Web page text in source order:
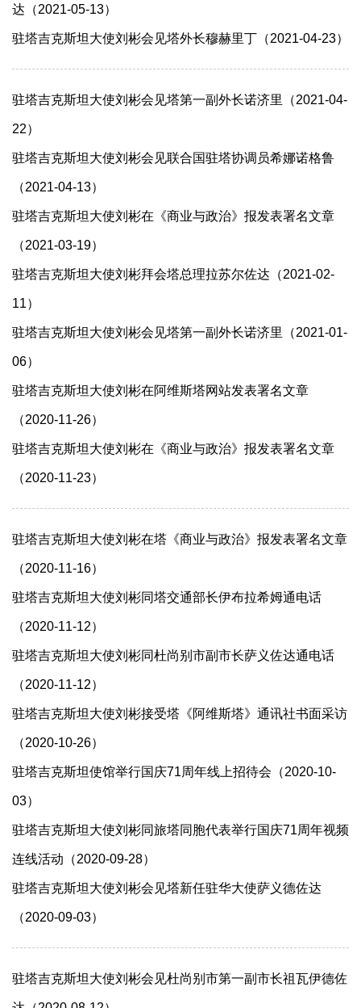
达（2021-05-13）
驻塔吉克斯坦大使刘彬会见塔外长穆赫里丁（2021-04-23）
驻塔吉克斯坦大使刘彬会见塔第一副外长诺济里（2021-04-
22）
驻塔吉克斯坦大使刘彬会见联合国驻塔协调员希娜诺格鲁
（2021-04-13）
驻塔吉克斯坦大使刘彬在《商业与政治》报发表署名文章
（2021-03-19）
驻塔吉克斯坦大使刘彬拜会塔总理拉苏尔佐达（2021-02-
11）
驻塔吉克斯坦大使刘彬会见塔第一副外长诺济里（2021-01-
06）
驻塔吉克斯坦大使刘彬在阿维斯塔网站发表署名文章
（2020-11-26）
驻塔吉克斯坦大使刘彬在《商业与政治》报发表署名文章
（2020-11-23）
驻塔吉克斯坦大使刘彬在塔《商业与政治》报发表署名文章
（2020-11-16）
驻塔吉克斯坦大使刘彬同塔交通部长伊布拉希姆通电话
（2020-11-12）
驻塔吉克斯坦大使刘彬同杜尚别市副市长萨义佐达通电话
（2020-11-12）
驻塔吉克斯坦大使刘彬接受塔《阿维斯塔》通讯社书面采访
（2020-10-26）
驻塔吉克斯坦使馆举行国庆71周年线上招待会（2020-10-
03）
驻塔吉克斯坦大使刘彬同旅塔同胞代表举行国庆71周年视频
连线活动（2020-09-28）
驻塔吉克斯坦大使刘彬会见塔新任驻华大使萨义德佐达
（2020-09-03）
驻塔吉克斯坦大使刘彬会见杜尚别市第一副市长祖瓦伊德佐